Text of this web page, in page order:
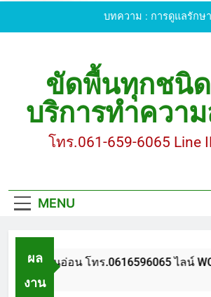
บทความ : การดูแลรัก
ขัดพื้นหินขัด อบต.แหลมบั
ขัดพื้นหินอ่อน โทร.0616596065 ไ
บทความ : การดูแลรัก
ขัดพื้นทุกชนิ
บริการทำควา
โทร.061-659-6065 Line
MENU
ผล
งาน
พื้นหินอ่อน โทร.0616596065 ไลน์ WCS1
Ago